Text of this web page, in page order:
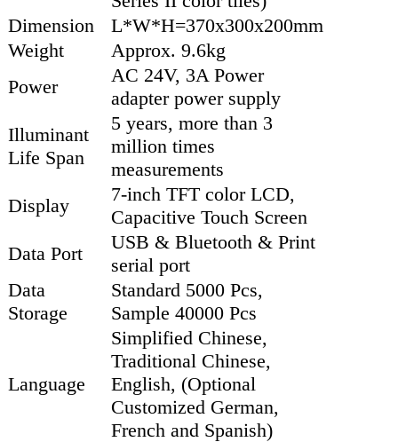
Dimension
L*W*H=370x300x200mm
Weight
Approx. 9.6kg
Power
AC 24V, 3A Power
adapter power supply
Illuminant
Life Span
5 years, more than 3
million times
measurements
Display
7-inch TFT color LCD,
Capacitive Touch Screen
Data Port
USB & Bluetooth & Print
serial port
Data
Storage
Standard 5000 Pcs,
Sample 40000 Pcs
Language
Simplified Chinese,
Traditional Chinese,
English, (Optional
Customized German,
French and Spanish)